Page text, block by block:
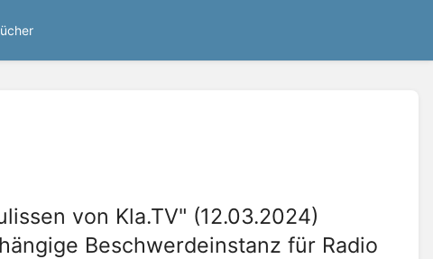
von Kla.TV" (12.03.2024)
Beschwerdeinstanz für Radio